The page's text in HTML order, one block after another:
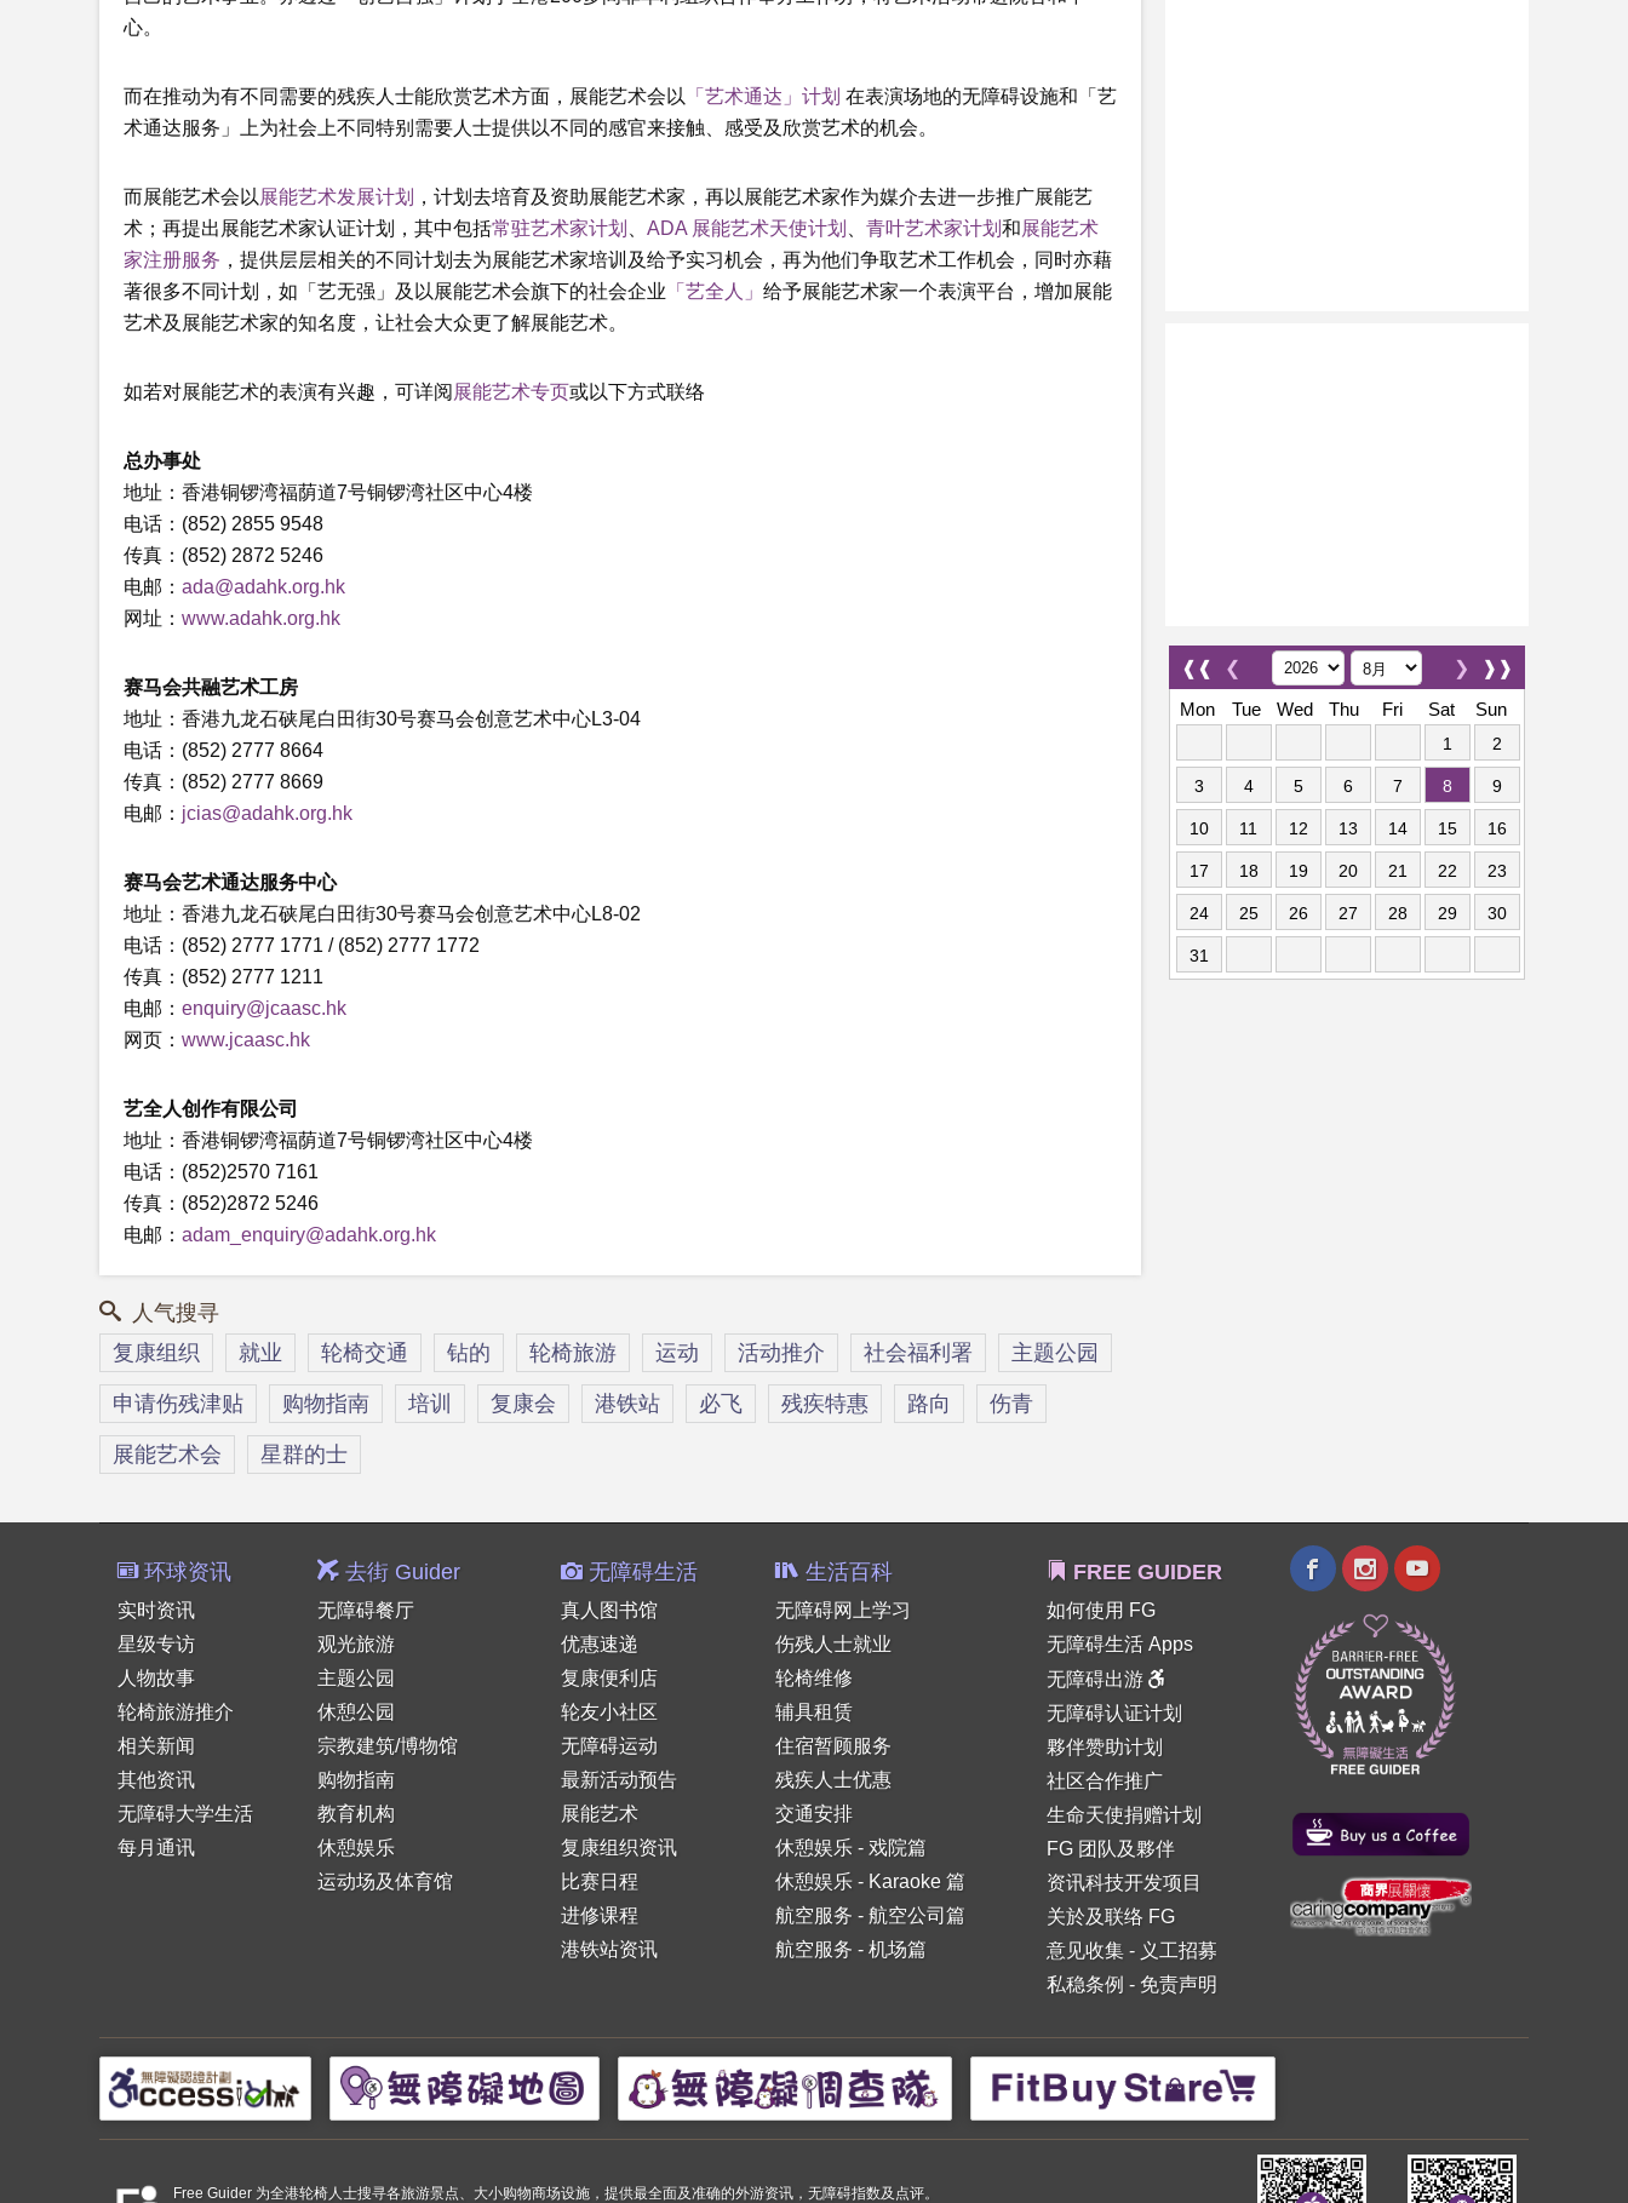
心。
而在推动为有不同需要的残疾人士能欣赏艺术方面，展能艺术会以 「艺术通达」计划 在表演场地的无障碍设施和「艺
术通达服务」上为社会上不同特别需要人士提供以不同的感官来接触、感受及欣赏艺术的机会。
而展能艺术会以 展能艺术发展计划
，计划去培育及资助展能艺术家，再以展能艺术家作为媒介去进一步推广展能艺
术；再提出展能艺术家认证计划，其中包括常驻艺术家计划 ADA 展能艺术天使计划 青叶艺术家计划 和展能艺术
家注册服务 ，提供层层相关的不同计划去为展能艺术家培训及给予实习机会，再为他们争取艺术工作机会，同时亦藉
著很多不同计划，如「艺无强」及以展能艺术会旗下的社会企业 「艺全人」 给予展能艺术家一个表演平台，增加展能
艺术及展能艺术家的知名度，让社会大众更了解展能艺术。
如若对展能艺术的表演有兴趣，可详阅 展能艺术专页或以下方式联络
总办事处
地址：香港铜锣湾福荫道7号铜锣湾社区中心4楼
电话：(852) 2855 9548
传真：(852) 2872 5246
电邮： ada@adahk.org.hk
网址： www.adahk.org.hk
赛马会共融艺术工房
地址：香港九龙石硖尾白田街30号赛马会创意艺术中心L3-04
电话：(852) 2777 8664
传真：(852) 2777 8669
电邮： jcias@adahk.org.hk
赛马会艺术通达服务中心
地址：香港九龙石硖尾白田街30号赛马会创意艺术中心L8-02
电话：(852) 2777 1771 / (852) 2777 1772
传真：(852) 2777 1211
电邮： enquiry@jcaasc.hk
网页： www.jcaasc.hk
艺全人创作有限公司
地址：香港铜锣湾福荫道7号铜锣湾社区中心4楼
电话：(852)2570 7161
传真：(852)2872 5246
电邮： adam_enquiry@adahk.org.hk
人气搜寻
复康组织 就业 轮椅交通 钻的 轮椅旅游 运动 活动推介 社会福利署 主题公园
申请伤残津贴 购物指南 培训 复康会 港铁站 必飞 残疾特惠 路向 伤青
展能艺术会 星群的士
❰❰ ❮ ❱❱
❯
Mon
Tue Wed Thu Fri Sat Sun
1 2
3 4 5 6 7 8 9
10 11 12 13 14 15 16
17 18 19 20 21 22 23
24 25 26 27 28 29 30
31
环球资讯
实时资讯
星级专访
人物故事
轮椅旅游推介
相关新闻
其他资讯
无障碍大学生活
每月通讯
去街 Guider
无障碍餐厅
观光旅游
主题公园
休憩公园
宗教建筑/博物馆
购物指南
教育机构
休憩娱乐
运动场及体育馆
无障碍生活
真人图书馆
优惠速递
复康便利店
轮友小社区
无障碍运动
最新活动预告
展能艺术
复康组织资讯
比赛日程
进修课程
港铁站资讯
生活百科
无障碍网上学习
伤残人士就业
轮椅维修
辅具租赁
住宿暂顾服务
残疾人士优惠
交通安排
休憩娱乐 - 戏院篇
休憩娱乐 - Karaoke 篇
航空服务 - 航空公司篇
航空服务 - 机场篇
FREE GUIDER
如何使用 FG
无障碍生活 Apps
无障碍出游
无障碍认证计划
夥伴赞助计划
社区合作推广
生命天使捐赠计划
FG 团队及夥伴
资讯科技开发项目
关於及联络 FG
意见收集- 义工招募
私稳条例 - 免责声明
Free Guider 为全港轮椅人士搜寻各旅游景点、大小购物商场设施，提供最全面及准确的外游资讯，无障碍指数及点评。